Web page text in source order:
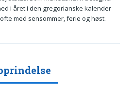
i året i den gregorianske kalender
med sensommer, ferie og høst.